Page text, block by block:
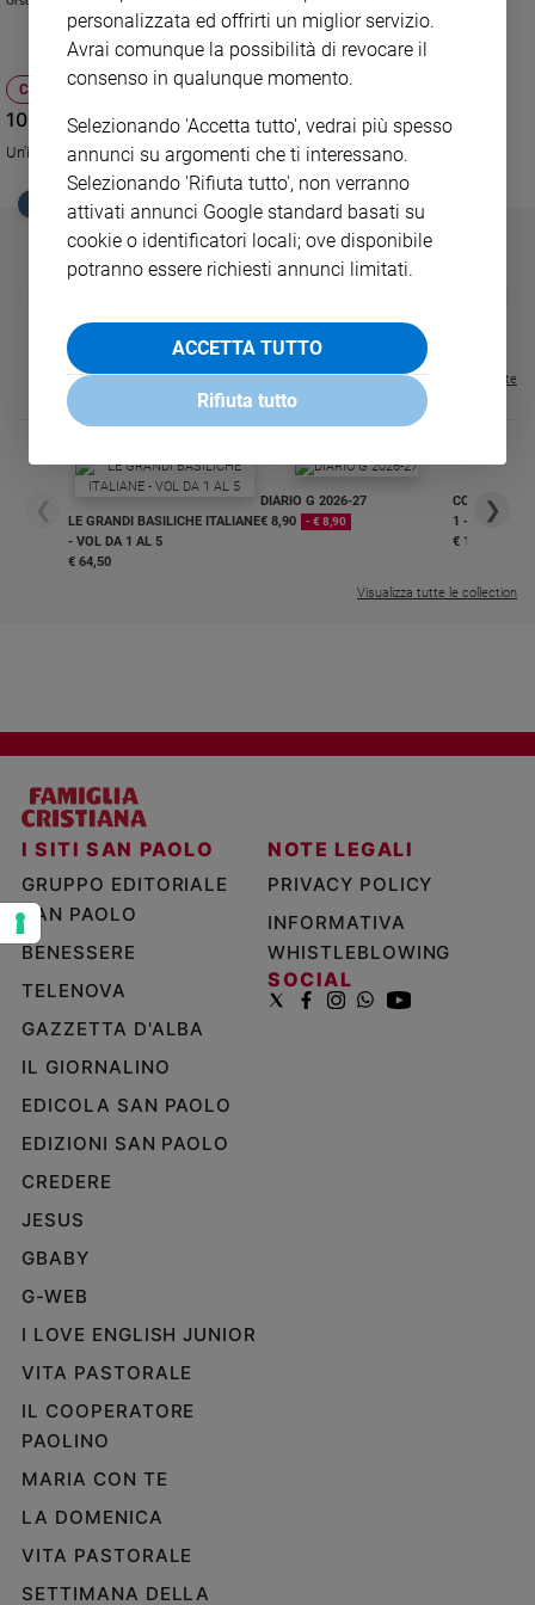
Sanremo
Cinema,
Tv
streaming
Libri
Musica
educazione
Genitori
Nonni
Coppia
Vai
Riflessioni
Foto
Video
Podcast
Privacy
Policy
Contatti
Registrati
Redazione
“la passione” elemento fondamentale per intraprendere qualunque
professione.
CULTURA E SPETTACOLI
10 tirocini alla Corte dei Conti
Un'interessante opportunità per gli universitari, laureati e laureandi.
EDICOLA SAN PAOLO
Visualizza tutte le riviste
❮
LE GRANDI BASILICHE ITALIANE
- VOL DA 1 AL 5
€ 64,50
DIARIO G 2026-27
€ 8,90
- € 8,90
COLLANA
1 - 2
€ 18,50
❯
Visualizza tutte le collection
I SITI SAN PAOLO
GRUPPO EDITORIALE
SAN PAOLO
BENESSERE
TELENOVA
GAZZETTA D'ALBA
IL GIORNALINO
EDICOLA SAN PAOLO
EDIZIONI SAN PAOLO
CREDERE
JESUS
GBABY
G-WEB
I LOVE ENGLISH JUNIOR
VITA PASTORALE
IL COOPERATORE
PAOLINO
MARIA CON TE
LA DOMENICA
VITA PASTORALE
SETTIMANA DELLA
NOTE LEGALI
PRIVACY POLICY
INFORMATIVA
WHISTLEBLOWING
SOCIAL
personalizzata ed offrirti un miglior servizio.
Avrai comunque la possibilità di revocare il
consenso in qualunque momento.
Selezionando 'Accetta tutto', vedrai più spesso
annunci su argomenti che ti interessano.
Selezionando 'Rifiuta tutto', non verranno
attivati annunci Google standard basati su
cookie o identificatori locali; ove disponibile
potranno essere richiesti annunci limitati.
ACCETTA TUTTO
Rifiuta tutto